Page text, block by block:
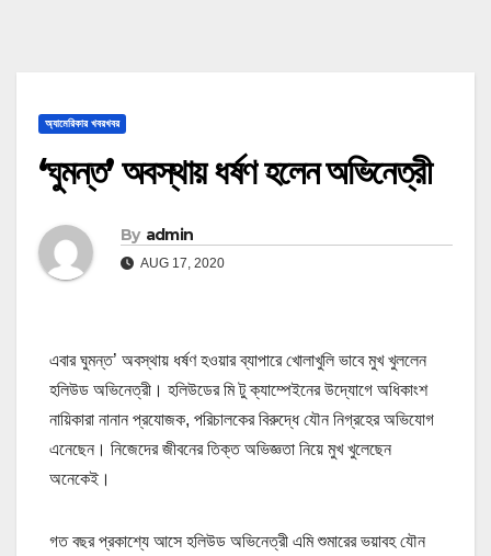
অ্যামেরিকার খবরখবর
‘ঘুমন্ত’ অবস্থায় ধর্ষণ হলেন অভিনেত্রী
By admin
AUG 17, 2020
এবার ঘুমন্ত’ অবস্থায় ধর্ষণ হওয়ার ব্যাপারে খোলাখুলি ভাবে মুখ খুললেন
হলিউড অভিনেত্রী। হলিউডের মি টু ক্যাম্পেইনের উদ্যোগে অধিকাংশ
নায়িকারা নানান প্রযোজক, পরিচালকের বিরুদ্ধে যৌন নিগ্রহের অভিযোগ
এনেছেন। নিজেদের জীবনের তিক্ত অভিজ্ঞতা নিয়ে মুখ খুলেছেন
অনেকেই।
গত বছর প্রকাশ্যে আসে হলিউড অভিনেত্রী এমি শুমারের ভয়াবহ যৌন